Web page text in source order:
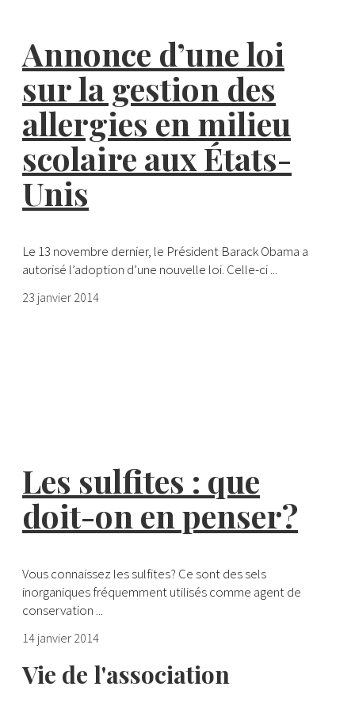
Annonce d’une loi
sur la gestion des
allergies en milieu
scolaire aux États-
Unis
Le 13 novembre dernier, le Président Barack Obama a
autorisé l’adoption d’une nouvelle loi. Celle-ci ...
23 janvier 2014
Les sulfites : que
doit-on en penser?
Vous connaissez les sulfites? Ce sont des sels
inorganiques fréquemment utilisés comme agent de
conservation ...
14 janvier 2014
Vie de l'association